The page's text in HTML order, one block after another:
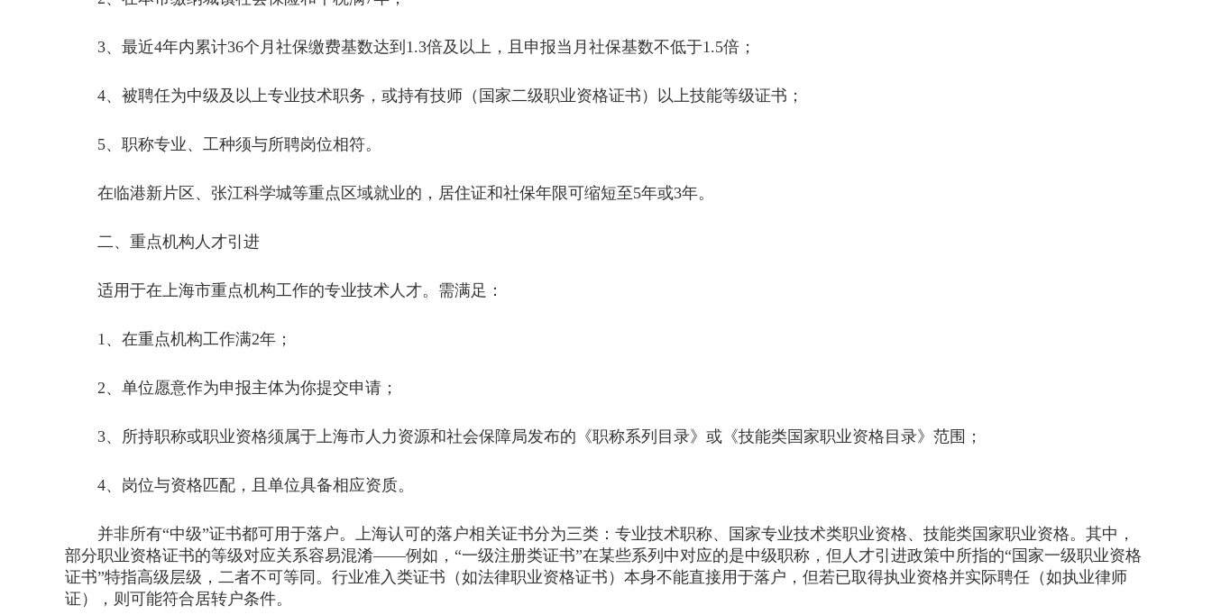
3、最近4年内累计36个月社保缴费基数达到1.3倍及以上，且申报当月社保基数不低于1.5倍；
4、被聘任为中级及以上专业技术职务，或持有技师（国家二级职业资格证书）以上技能等级证书；
5、职称专业、工种须与所聘岗位相符。
在临港新片区、张江科学城等重点区域就业的，居住证和社保年限可缩短至5年或3年。
二、重点机构人才引进
适用于在上海市重点机构工作的专业技术人才。需满足：
1、在重点机构工作满2年；
2、单位愿意作为申报主体为你提交申请；
3、所持职称或职业资格须属于上海市人力资源和社会保障局发布的《职称系列目录》或《技能类国家职业资格目录》范围；
4、岗位与资格匹配，且单位具备相应资质。
并非所有“中级”证书都可用于落户。上海认可的落户相关证书分为三类：专业技术职称、国家专业技术类职业资格、技能类国家职业资格。其中，
部分职业资格证书的等级对应关系容易混淆——例如，“一级注册类证书”在某些系列中对应的是中级职称，但人才引进政策中所指的“国家一级职业资格
证书”特指高级层级，二者不可等同。行业准入类证书（如法律职业资格证书）本身不能直接用于落户，但若已取得执业资格并实际聘任（如执业律师
证），则可能符合居转户条件。